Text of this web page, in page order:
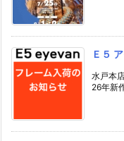
Ｅ５
水戸本
26年新